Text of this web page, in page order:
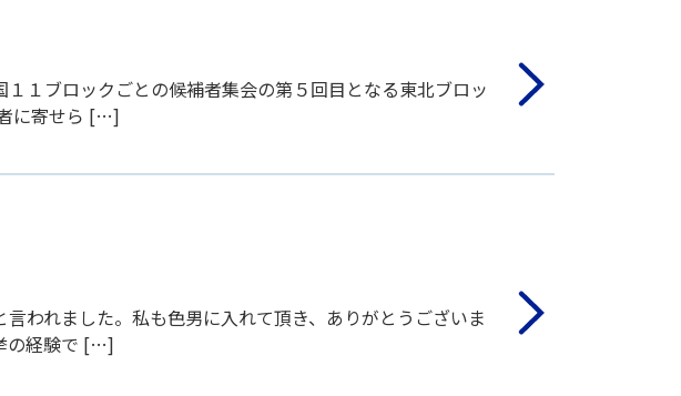
１ブロックごとの候補者集会の第５回目となる東北ブロッ
に寄せら […]
われました。私も色男に入れて頂き、ありがとうございま
の経験で […]